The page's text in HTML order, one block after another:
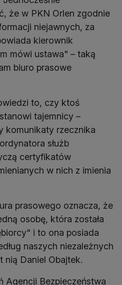
że w PKN Orlen zgodnie
niejawnych, za
kierownik
mówi ustawa" – taką
biuro prasowe
to, czy ktoś
tajemnicy –
komunikaty rzecznika
służb
certyfikatów
w nich z imienia
prasowego oznacza, że
osobę, która została
i to ona posiada
naszych niezależnych
nią Daniel Obajtek.
Agencji Bezpieczeństwa